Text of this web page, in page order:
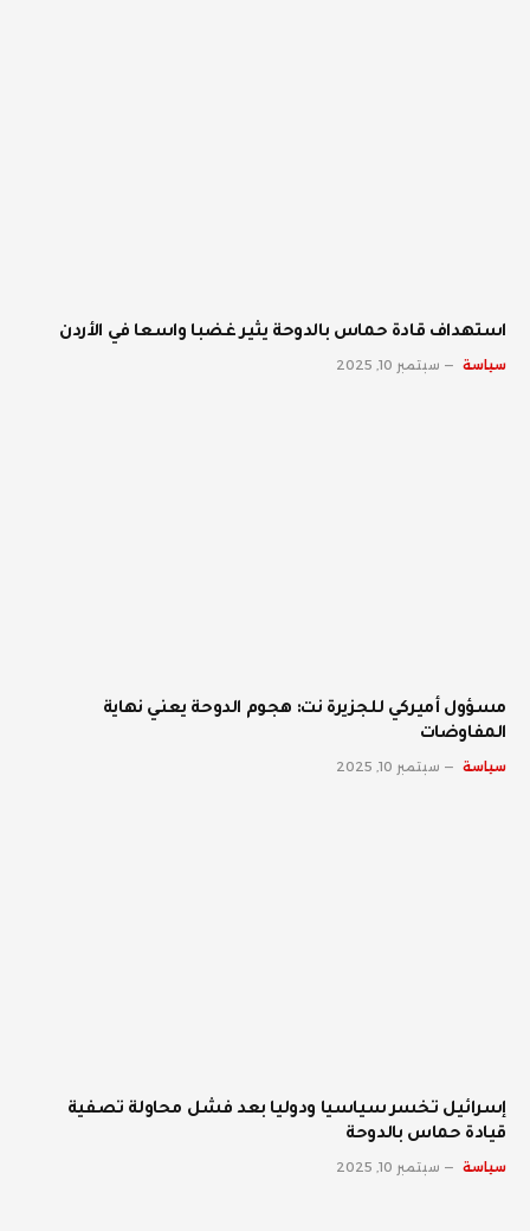
استهداف قادة حماس بالدوحة يثير غضبا واسعا في الأردن
سياسة سبتمبر 10, 2025
مسؤول أميركي للجزيرة نت: هجوم الدوحة يعني نهاية
المفاوضات
سياسة سبتمبر 10, 2025
إسرائيل تخسر سياسيا ودوليا بعد فشل محاولة تصفية
قيادة حماس بالدوحة
سياسة سبتمبر 10, 2025